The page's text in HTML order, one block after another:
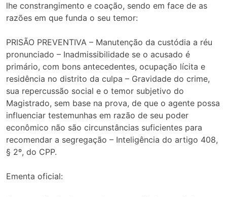
lhe constrangimento e coação, sendo em face de as
razões em que funda o seu temor:
PRISÃO PREVENTIVA – Manutenção da custódia a réu
pronunciado – Inadmissibilidade se o acusado é
primário, com bons antecedentes, ocupação lícita e
residência no distrito da culpa – Gravidade do crime,
sua repercussão social e o temor subjetivo do
Magistrado, sem base na prova, de que o agente possa
influenciar testemunhas em razão de seu poder
econômico não são circunstâncias suficientes para
recomendar a segregação – Inteligência do artigo 408,
§ 2º, do CPP.
Ementa oficial: